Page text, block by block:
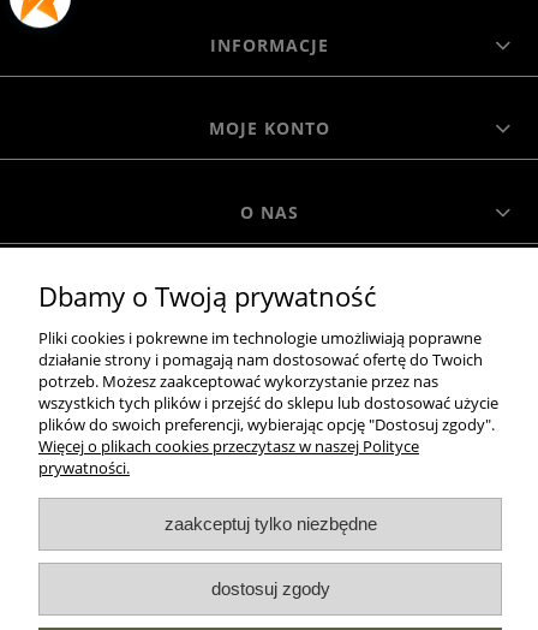
INFORMACJE
MOJE KONTO
O NAS
MOROWO
WSZELKIE PRAWA ZASTRZEŻONE MOROWO © 2018
realizacja:
pokaż pełną wersję strony
NASZE ODZNAKI
Dbamy o Twoją prywatność
Pliki cookies i pokrewne im technologie umożliwiają poprawne
działanie strony i pomagają nam dostosować ofertę do Twoich
potrzeb. Możesz zaakceptować wykorzystanie przez nas
wszystkich tych plików i przejść do sklepu lub dostosować użycie
plików do swoich preferencji, wybierając opcję "Dostosuj zgody".
Więcej o plikach cookies przeczytasz w naszej Polityce
prywatności.
zaakceptuj tylko niezbędne
dostosuj zgody